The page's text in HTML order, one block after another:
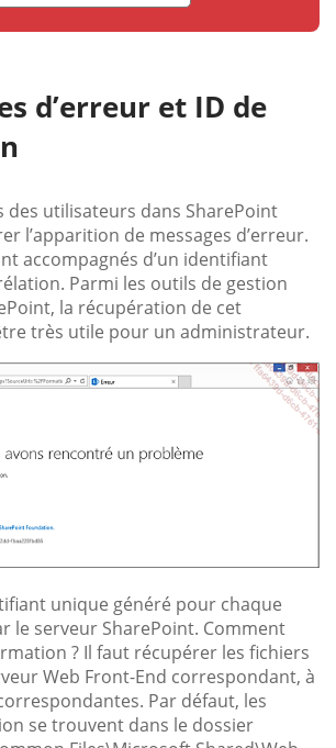
d’erreur et ID de
des utilisateurs dans SharePoint
l’apparition de messages d’erreur.
accompagnés d’un identifiant
Parmi les outils de gestion
la récupération de cet
très utile pour un administrateur.
unique généré pour chaque
le serveur SharePoint. Comment
? Il faut récupérer les fichiers
Web Front-End correspondant, à
Par défaut, les
se trouvent dans le dossier